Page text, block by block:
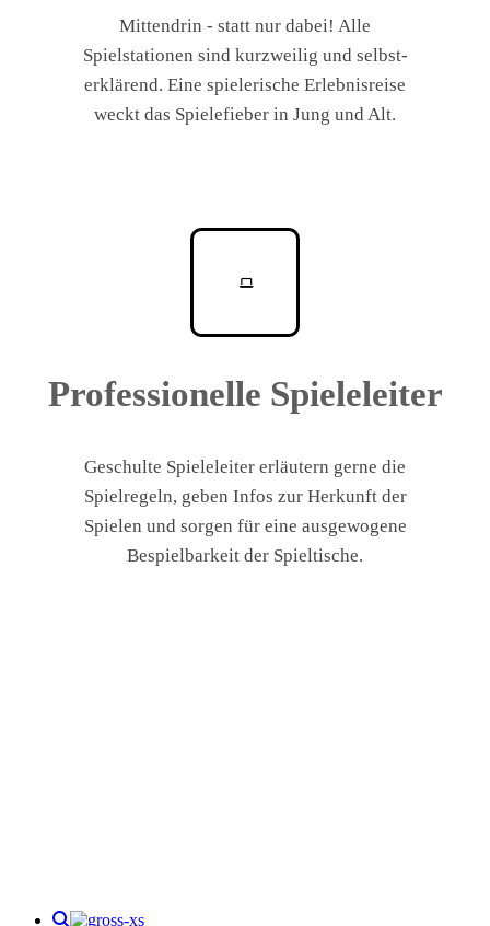
Mittendrin - statt nur dabei! Alle
Spielstationen sind kurzweilig und selbst-
erklärend. Eine spielerische Erlebnisreise
weckt das Spielefieber in Jung und Alt.
Professionelle Spieleleiter
Geschulte Spieleleiter erläutern gerne die
Spielregeln, geben Infos zur Herkunft der
Spielen und sorgen für eine ausgewogene
Bespielbarkeit der Spieltische.